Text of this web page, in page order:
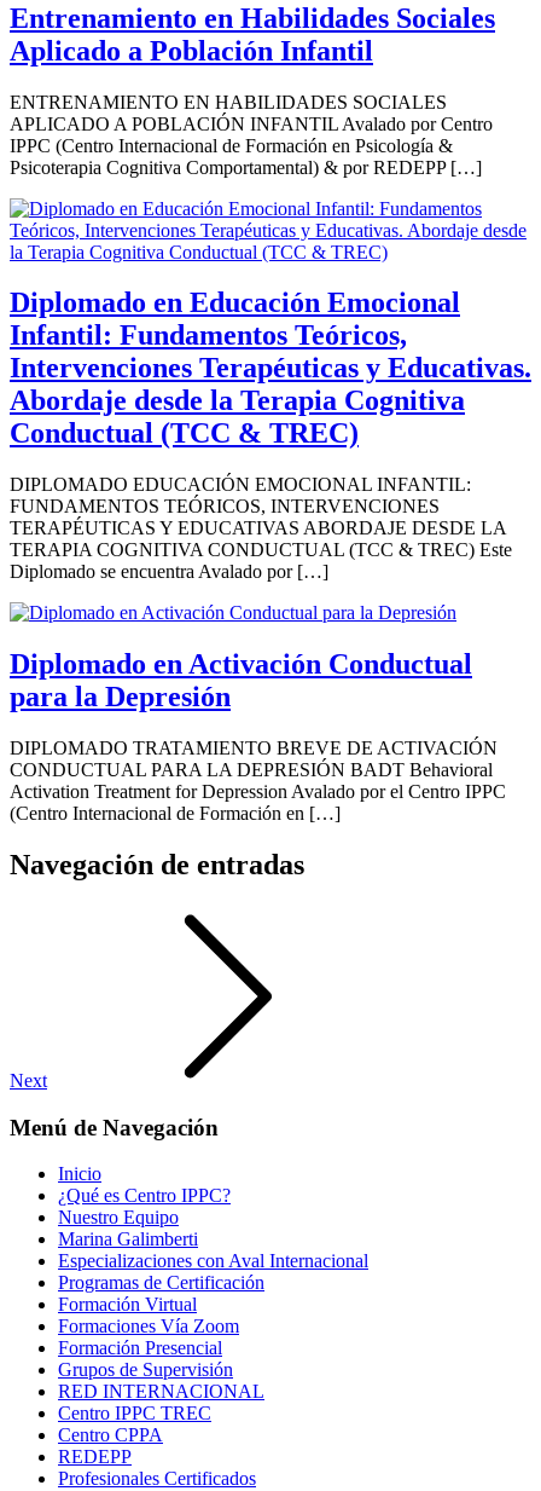
Entrenamiento en Habilidades Sociales
Aplicado a Población Infantil
ENTRENAMIENTO EN HABILIDADES SOCIALES
APLICADO A POBLACIÓN INFANTIL Avalado por Centro
IPPC (Centro Internacional de Formación en Psicología &
Psicoterapia Cognitiva Comportamental) & por REDEPP […]
Diplomado en Educación Emocional
Infantil: Fundamentos Teóricos,
Intervenciones Terapéuticas y Educativas.
Abordaje desde la Terapia Cognitiva
Conductual (TCC & TREC)
DIPLOMADO EDUCACIÓN EMOCIONAL INFANTIL:
FUNDAMENTOS TEÓRICOS, INTERVENCIONES
TERAPÉUTICAS Y EDUCATIVAS ABORDAJE DESDE LA
TERAPIA COGNITIVA CONDUCTUAL (TCC & TREC) Este
Diplomado se encuentra Avalado por […]
Diplomado en Activación Conductual
para la Depresión
DIPLOMADO TRATAMIENTO BREVE DE ACTIVACIÓN
CONDUCTUAL PARA LA DEPRESIÓN BADT Behavioral
Activation Treatment for Depression Avalado por el Centro IPPC
(Centro Internacional de Formación en […]
Navegación de entradas
Next
Menú de Navegación
Inicio
¿Qué es Centro IPPC?
Nuestro Equipo
Marina Galimberti
Especializaciones con Aval Internacional
Programas de Certificación
Formación Virtual
Formaciones Vía Zoom
Formación Presencial
Grupos de Supervisión
RED INTERNACIONAL
Centro IPPC TREC
Centro CPPA
REDEPP
Profesionales Certificados